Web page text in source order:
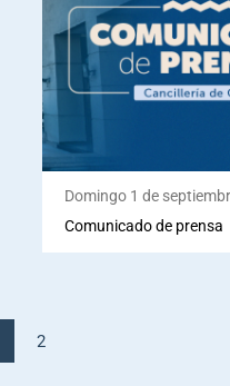
Domingo 1 de
Comunicado de prensa
2